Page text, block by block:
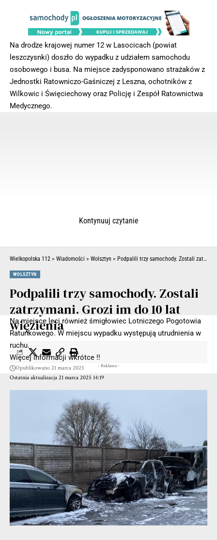
Na drodze krajowej numer 12 w Lasocicach (powiat
leszczysnki) doszło do wypadku z udziałem samochodu
osobowego i busa. Na miejsce zadysponowano strażaków z
Jednostki Ratowniczo-Gaśniczej z Leszna, ochotników z
Wilkowic i Święciechowy oraz Policję i Zespół Ratownictwa
Medycznego.
Na miejsce leci również śmigłowiec Lotniczego Pogotowia
Ratunkowego. W miejscu wypadku występują utrudnienia w
ruchu.
Więcej informacji wkrótce ‼️
- Reklama -
Kontynuuj czytanie
Wielkopolska 112 > Wiadomości > Wolsztyn > Podpalili trzy samochody. Zostali zatrzymani. Grozi im do 10 lat więzienia
WOLSZTYN
Podpalili trzy samochody. Zostali
zatrzymani. Grozi im do 10 lat
więzienia
Ostatnia aktualizacja 21 marca 2025 14:19
Opublikowano 21 marca 2025